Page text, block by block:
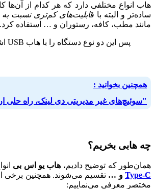
هاب انواع مختلفی دارد که هر کدام از
ساده‌تر و البته با قابلیت‌های کم‌تری نسبت به
مانند مطب، کافه، رستوران و … استفاده کرد.
پس این دو نوع دستگاه را با هاب USB اشتباه نگیرید و حتما هنگام خرید به این موضوع دقت نمایید.
همچنین بخوانید :
"سوئیچ‌های غیر مدیریتی دی لینک، راه حلی
چه هابی بخریم؟
همان‌طور که توضیح دادیم، هاب یو اس بی
Type-Cو …
مختصر معرفی می‌نماییم: